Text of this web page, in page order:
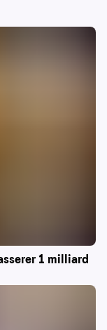
1 milliard